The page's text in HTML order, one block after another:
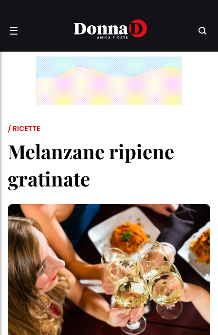
/ RICETTE
Melanzane ripiene
gratinate